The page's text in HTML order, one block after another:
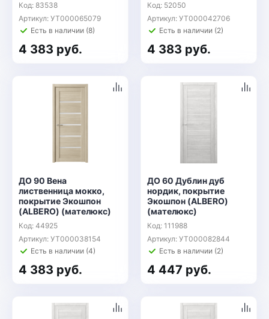
Код: 83538
Артикул: УТ000065079
Есть в наличии (8)
4 383 руб.
Код: 52050
Артикул: УТ000042706
Есть в наличии (2)
4 383 руб.
ДО 90 Вена
лиственница мокко,
покрытие Экошпон
(ALBERO) (мателюкс)
Код: 44925
Артикул: УТ000038154
Есть в наличии (4)
4 383 руб.
ДО 60 Дублин дуб
нордик, покрытие
Экошпон (ALBERO)
(мателюкс)
Код: 111988
Артикул: УТ000082844
Есть в наличии (2)
4 447 руб.